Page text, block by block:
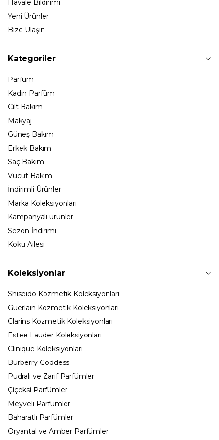
Havale Bildirimi
Yeni Ürünler
Bize Ulaşın
Kategoriler
Parfüm
Kadın Parfüm
Cilt Bakım
Makyaj
Güneş Bakım
Erkek Bakım
Saç Bakım
Vücut Bakım
İndirimli Ürünler
Marka Koleksiyonları
Kampanyalı ürünler
Sezon İndirimi
Koku Ailesi
Koleksiyonlar
Shiseido Kozmetik Koleksiyonları
Guerlain Kozmetik Koleksiyonları
Clarins Kozmetik Koleksiyonları
Estee Lauder Koleksiyonları
Clinique Koleksiyonları
Burberry Goddess
Pudralı ve Zarif Parfümler
Çiçeksi Parfümler
Meyveli Parfümler
Baharatlı Parfümler
Oryantal ve Amber Parfümler